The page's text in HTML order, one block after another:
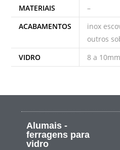
MATERIAIS
–
ACABAMENTOS
inox
outros
VIDRO
8 a 10mm
Alumais -
ferragens para
vidro